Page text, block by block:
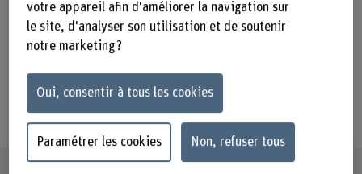
La HESB a participé avec deux équipes au
Cybathlon de l'ETH Zurich.
L'équipe HESB-FAIR a remporté le prix du jury
innovant, convivial et proche de la pratique.
votre appareil afin d'améliorer la navigation sur
le site, d'analyser son utilisation et de soutenir
notre marketing ?
Oui, consentir à tous les cookies
Paramétrer les cookies Non, refuser tous